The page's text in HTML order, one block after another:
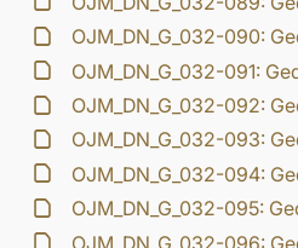
OJM_DN_G_032-090:
OJM_DN_G_032-091:
OJM_DN_G_032-092:
OJM_DN_G_032-093:
OJM_DN_G_032-094:
OJM_DN_G_032-095:
OJM_DN_G_032-096: